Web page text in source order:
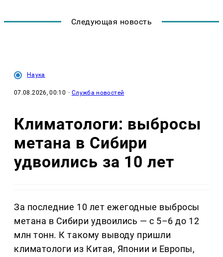
Следующая новость
Наука
07.08.2026, 00:10 · Служба новостей
Климатологи: выбросы
метана в Сибири
удвоились за 10 лет
За последние 10 лет ежегодные выбросы
метана в Сибири удвоились — с 5–6 до 12
млн тонн. К такому выводу пришли
климатологи из Китая, Японии и Европы,